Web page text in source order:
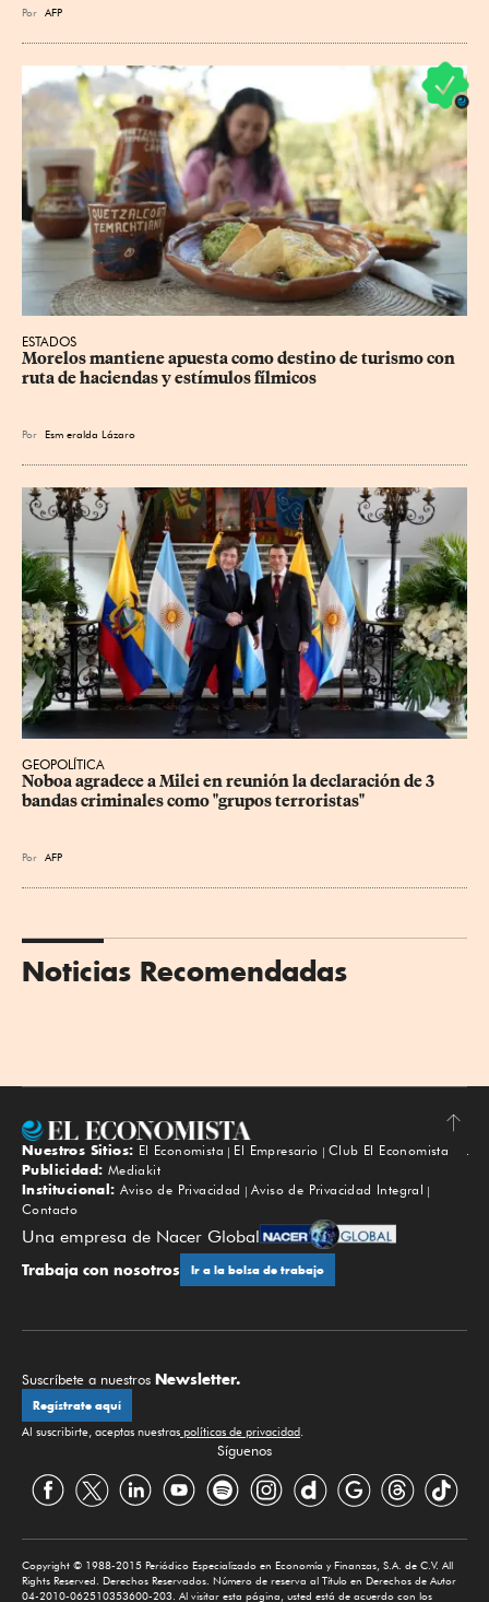
Por AFP
ESTADOS
Morelos mantiene apuesta como destino de turismo con
ruta de haciendas y estímulos fílmicos
Por Esm eralda Lázaro
GEOPOLÍTICA
Noboa agradece a Milei en reunión la declaración de 3
bandas criminales como "grupos terroristas"
Por AFP
Noticias Recomendadas
Subir
Nuestros Sitios: El Economista El Empresario
Club El Economista
Publicidad: Mediakit
Institucional: Aviso de Privacidad
Aviso de Privacidad Integral
Contacto
Una empresa de Nacer Global
Trabaja con nosotros Ir a la bolsa de trabajo
Suscríbete a nuestros Newsletter.
Regístrate aquí
Al suscribirte, aceptas nuestras políticas de privacidad.
Síguenos
Copyright © 1988-2015 Periódico Especializado en Economía y Finanzas, S.A. de C.V. All
Rights Reserved. Derechos Reservados. Número de reserva al Título en Derechos de Autor
04-2010-062510353600-203. Al visitar esta página, usted está de acuerdo con los